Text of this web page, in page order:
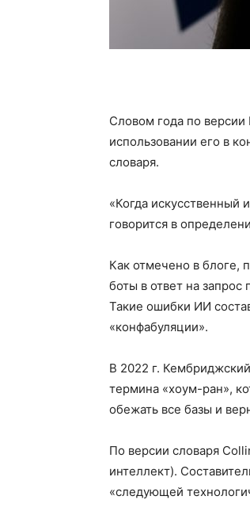
Словом года по версии
использовании его в
словаря.
«Когда
говорится в
Как отмечено в блоге,
боты в ответ на
Такие ошибки ИИ
«конфабуляции».
В 2022 г.
термина «хоум-ран»,
обежать все базы и
По версии словаря
интеллект).
«следующей